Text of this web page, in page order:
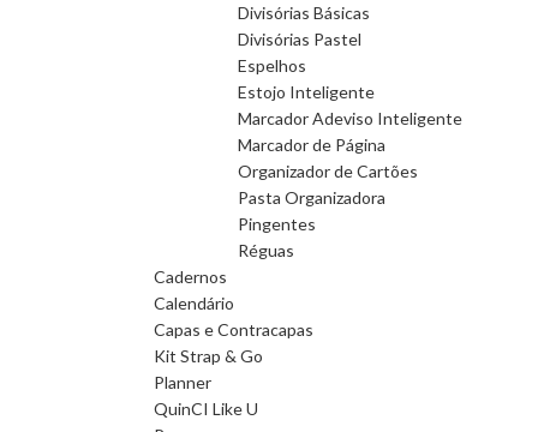
Divisórias Básicas
Divisórias Pastel
Espelhos
Estojo Inteligente
Marcador Adeviso Inteligente
Marcador de Página
Organizador de Cartões
Pasta Organizadora
Pingentes
Réguas
Cadernos
Calendário
Capas e Contracapas
Kit Strap & Go
Planner
QuinCI Like U